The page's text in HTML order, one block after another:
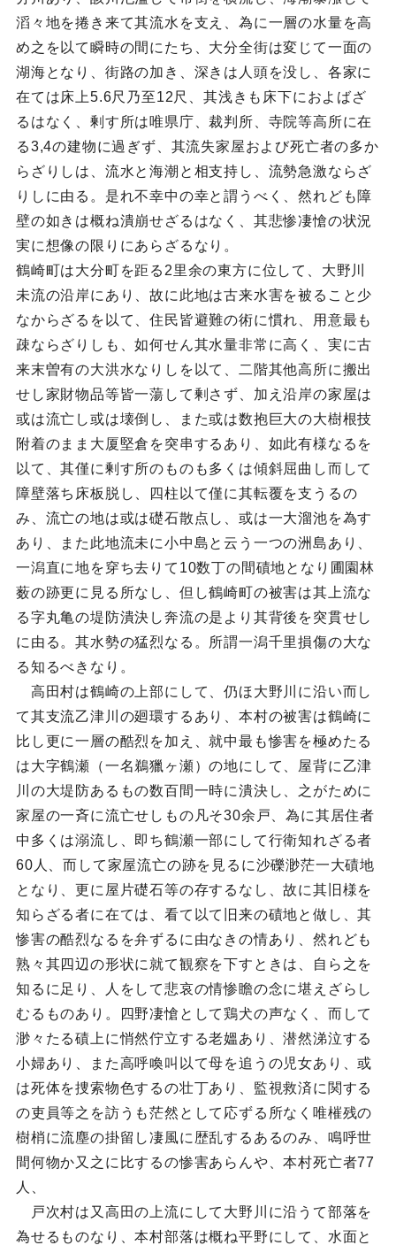
滔々地を捲き来て其流水を支え、為に一層の水量を高
め之を以て瞬時の間にたち、大分全街は変じて一面の
湖海となり、街路の加き、深きは人頭を没し、各家に
在ては床上5.6尺乃至12尺、其浅きも床下におよばざ
るはなく、剰す所は唯県庁、裁判所、寺院等高所に在
る3,4の建物に過ぎず、其流失家屋および死亡者の多か
らざりしは、流水と海潮と相支持し、流勢急激ならざ
りしに由る。是れ不幸中の幸と謂うべく、然れども障
壁の如きは概ね潰崩せざるはなく、其悲惨凄愴の状況
実に想像の限りにあらざるなり。
鶴崎町は大分町を距る2里余の東方に位して、大野川
未流の沿岸にあり、故に此地は古来水害を被ること少
なからざるを以て、住民皆避難の術に慣れ、用意最も
疎ならざりしも、如何せん其水量非常に高く、実に古
来末曽有の大洪水なりしを以て、二階其他高所に搬出
せし家財物品等皆一蕩して剰さず、加え沿岸の家屋は
或は流亡し或は壊倒し、また或は数抱巨大の大樹根技
附着のまま大厦堅倉を突串するあり、如此有様なるを
以て、其僅に剰す所のものも多くは傾斜屈曲し而して
障壁落ち床板脱し、四柱以て僅に其転覆を支うるの
み、流亡の地は或は礎石散点し、或は一大溜池を為す
あり、また此地流未に小中島と云う一つの洲島あり、
一潟直に地を穿ち去りて10数丁の間磧地となり圃園林
薮の跡更に見る所なし、但し鶴崎町の被害は其上流な
る字丸亀の堤防潰決し奔流の是より其背後を突貫せし
に由る。其水勢の猛烈なる。所謂一潟千里損傷の大な
る知るべきなり。
高田村は鶴崎の上部にして、仍ほ大野川に沿い而し
て其支流乙津川の廻環するあり、本村の被害は鶴崎に
比し更に一層の酷烈を加え、就中最も惨害を極めたる
は大字鶴瀬（一名鵜獵ヶ瀬）の地にして、屋背に乙津
川の大堤防あるもの数百間一時に潰決し、之がために
家屋の一斉に流亡せしもの凡そ30余戸、為に其居住者
中多くは溺流し、即ち鶴瀬一部にして行衛知れざる者
60人、而して家屋流亡の跡を見るに沙礫渺茫一大磧地
となり、更に屋片礎石等の存するなし、故に其旧様を
知らざる者に在ては、看て以て旧来の磧地と做し、其
惨害の酷烈なるを弁ずるに由なきの情あり、然れども
熟々其四辺の形状に就て観察を下すときは、自ら之を
知るに足り、人をして悲哀の情惨瞻の念に堪えざらし
むるものあり。四野凄愴として鶏犬の声なく、而して
渺々たる磧上に悄然佇立する老媼あり、潜然涕泣する
小婦あり、また高呼喚叫以て母を追うの児女あり、或
は死体を捜索物色するの壮丁あり、監視救済に関する
の吏員等之を訪うも茫然として応ずる所なく唯槯残の
樹梢に流塵の掛留し凄風に歴乱するあるのみ、鳴呼世
間何物か又之に比するの惨害あらんや、本村死亡者77
人、
戸次村は又高田の上流にして大野川に沿うて部落を
為せるものなり、本村部落は概ね平野にして、水面と